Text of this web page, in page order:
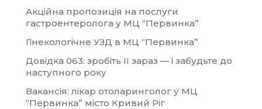
Акційна пропозиція на послуги
гастроентеролога у МЦ “Первинка”
Гінекологічне УЗД в МЦ “Первинка”
Довідка 063: зробіть її зараз — і забудьте до
наступного року
Вакансія: лікар отоларинголог у МЦ
“Первинка” місто Кривий Ріг